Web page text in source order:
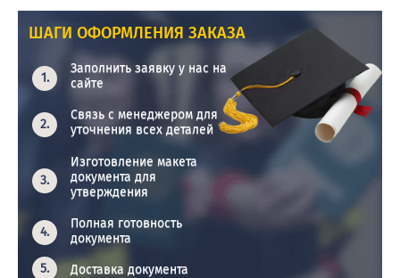
ШАГИ ОФОРМЛЕНИЯ ЗАКАЗА
Заполнить заявку у нас на
сайте
Связь с менеджером для
уточнения всех деталей
Изготовление макета
документа для
утверждения
Полная готовность
документа
Доставка документа